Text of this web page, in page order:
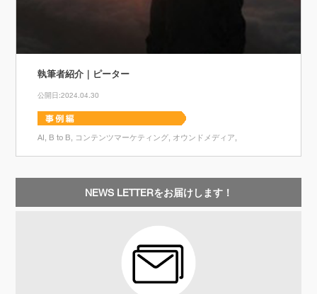
執筆者紹介｜ピーター
公開日:2024.04.30
AI B to B コンテンツマーケティング オウンドメディア
NEWS LETTERをお届けします！